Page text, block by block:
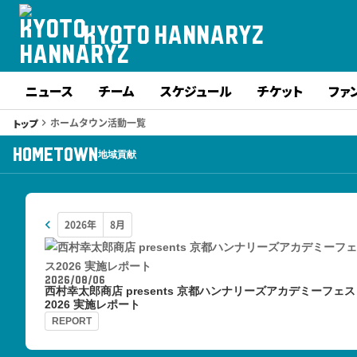
KYOTO HANNARYZ
ニュース チーム スケジュール チケット ファ
トップkeyboard_arrow_right ホームタウン活動一覧
HOMETOWN 地域貢献
keyboard_arrow_left
2026/08/06
西村幸太郎商店 presents 京都ハンナリーズアカデミーフェス
2026 実施レポート
REPORT